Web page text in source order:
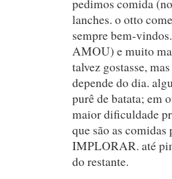
pedimos comida
lanches. o otto
sempre bem-
AMOU) e muito
talvez gostasse,
depende do dia.
purê de batata; em
maior dificuldade
que são as
IMPLORAR. até
do restante.